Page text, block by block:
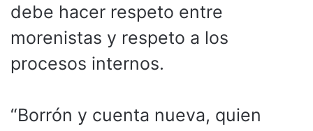
debe hacer respeto entre
morenistas y respeto a los
procesos internos.
“Borrón y cuenta nueva, quien